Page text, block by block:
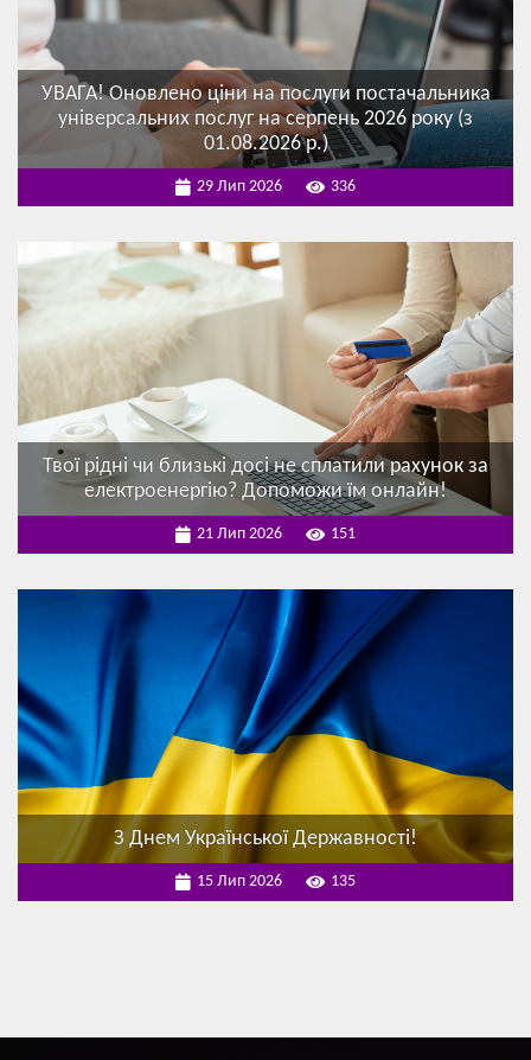
УВАГА! Оновлено ціни на послуги постачальника
універсальних послуг на серпень 2026 року (з
01.08.2026 р.)
29 Лип 2026 336
Твої рідні чи близькі досі не сплатили рахунок за
електроенергію? Допоможи їм онлайн!
21 Лип 2026 151
З Днем Української Державності!
15 Лип 2026 135